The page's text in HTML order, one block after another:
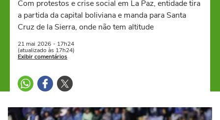
Com protestos e crise social em La Paz, entidade tira
a partida da capital boliviana e manda para Santa
Cruz de la Sierra, onde não tem altitude
21 mai 2026 - 17h24
(atualizado às 17h24)
Exibir comentários